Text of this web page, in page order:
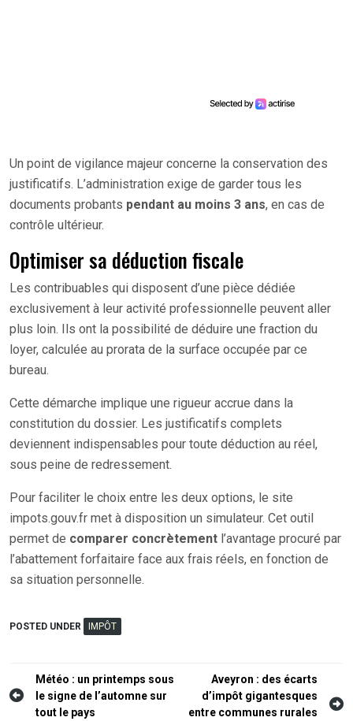
Un point de vigilance majeur concerne la conservation des
justificatifs. L’administration exige de garder tous les
documents probants pendant au moins 3 ans, en cas de
contrôle ultérieur.
Optimiser sa déduction fiscale
Les contribuables qui disposent d’une pièce dédiée
exclusivement à leur activité professionnelle peuvent aller
plus loin. Ils ont la possibilité de déduire une fraction du
loyer, calculée au prorata de la surface occupée par ce
bureau.
Cette démarche implique une rigueur accrue dans la
constitution du dossier. Les justificatifs complets
deviennent indispensables pour toute déduction au réel,
sous peine de redressement.
Pour faciliter le choix entre les deux options, le site
impots.gouv.fr met à disposition un simulateur. Cet outil
permet de comparer concrètement l’avantage procuré par
l’abattement forfaitaire face aux frais réels, en fonction de
sa situation personnelle.
POSTED UNDER IMPÔT
Navigation
de
Météo : un printemps sous
le signe de l’automne sur
tout le pays
Aveyron : des écarts
d’impôt gigantesques
entre communes rurales